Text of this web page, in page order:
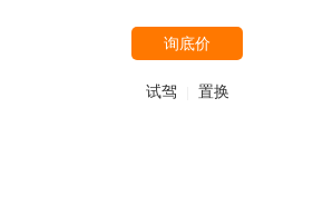
询底价
试驾 置换